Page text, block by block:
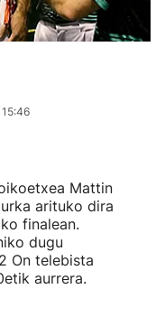
Mattin
arituko dira
finalean.
dugu
On telebista
aurrera.